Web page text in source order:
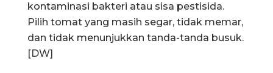
kontaminasi bakteri atau sisa pestisida.
Pilih tomat yang masih segar, tidak memar,
dan tidak menunjukkan tanda-tanda busuk.
[DW]